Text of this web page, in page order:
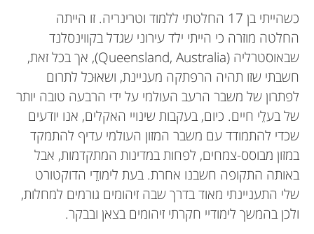
כשהייתי בן 17 החלטתי ללמוד וטרינריה. זו הייתה
החלטה מוזרה כי הייתי ילד עירוני שגדל בקווינסלנד
שבאוסטרליה (Queensland, Australia), אך בכל זאת,
חשבתי שזו תהיה הרפתקה מעניינת, ושאוּכל לתרום
לפתרון של משבר הרעב העולמי על ידי הרבעה טובה יותר
של בעלֵי חיים. כיום, בעקבות שינויי האקלים, אנו יודעים
שכדי להתמודד עם משבר המזון העולמי עדיף להתמקד
במזון מבוסס-צמחים, לפחות במדינות המתקדמות, אבל
באותה התקופה חשבנו אחרת. בעת לימודֵי הדוקטורט
שלי התעניינתי מאוד בדרך שבה זיהומים גורמים למחלות,
ולכן בהמשך לימודיי חקרתי זיהומים בצאן ובבקר.